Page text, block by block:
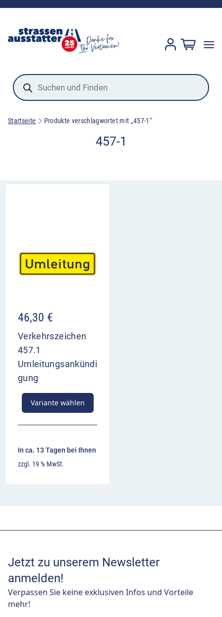
Products
search
Startseite Produkte verschlagwortet mit „457-1“
457-1
46,30 €
Verkehrszeichen
457.1
Umleitungsankündi
gung
Variante wählen
In ca. 13 Tagen bei Ihnen
zzgl. 19 % MwSt.
Jetzt zu unserem Newsletter
anmelden!
Verpassen Sie keine exklusiven Infos und Vorteile
mehr!